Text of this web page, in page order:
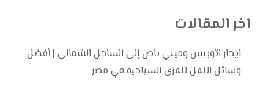
اخر المقالات
ايجار اتوبيس وميني باص إلى الساحل الشمالي | أفضل
وسائل النقل للقرى السياحية في مصر